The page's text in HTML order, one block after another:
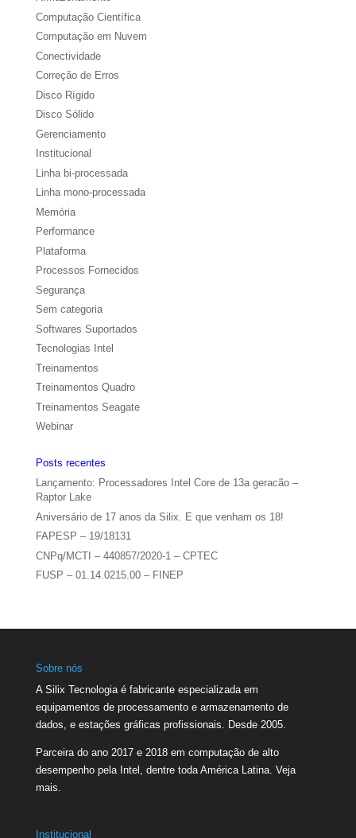
Computação Científica
Computação em Nuvem
Conectividade
Correção de Erros
Disco Rígido
Disco Sólido
Gerenciamento
Institucional
Linha bi-processada
Linha mono-processada
Memória
Performance
Plataforma
Processos Fornecidos
Segurança
Sem categoria
Softwares Suportados
Tecnologias Intel
Treinamentos
Treinamentos Quadro
Treinamentos Seagate
Webinar
Posts recentes
Lançamento: Processadores Intel Core de 13a geracão –
Raptor Lake
Aniversário de 17 anos da Silix. E que venham os 18!
FAPESP – 19/18131
CNPq/MCTI – 440857/2020-1 – CPTEC
FUSP – 01.14.0215.00 – FINEP
Sobre nós
A Silix Tecnologia é fabricante especializada em
equipamentos de processamento e armazenamento de
dados, e estações gráficas profissionais. Desde 2005.
Parceira do ano 2017 e 2018 em computação de alto
desempenho pela Intel, dentre toda América Latina. Veja
mais.
Institucional